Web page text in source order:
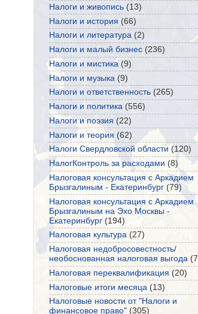
Налоги и живопись (13)
Налоги и история (66)
Налоги и литература (2)
Налоги и малый бизнес (236)
Налоги и мистика (9)
Налоги и музыка (9)
Налоги и ответственность (265)
Налоги и политика (556)
Налоги и поэзия (22)
Налоги и теория (62)
Налоги Свердловской области (120)
НалогКонтроль за расходами (8)
Налоговая консультация с Аркадием
Брызгалиным - Екатеринбург (79)
Налоговая консультация с Аркадием
Брызгалиным на Эхо Москвы -
Екатеринбург (194)
Налоговая культура (27)
Налоговая недобросовестность/
необоснованная налоговая выгода
Налоговая переквалификация (20)
Налоговые итоги месяца (13)
Налоговые новости от "Налоги и
финансовое право" (305)